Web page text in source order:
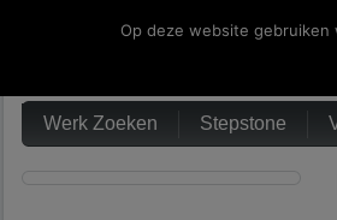
Werk Zoeken Stepstone
Op deze website gebruiken